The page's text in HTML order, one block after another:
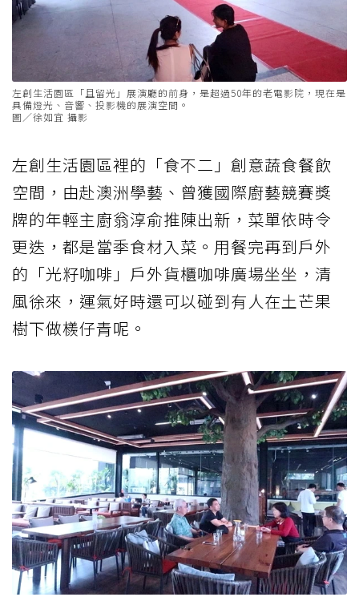
左創生活園區「且留光」展演廳的前身，是超過50年的老電影院，現在是
具備燈光、音響、投影機的展演空間。
圖／徐如宜 攝影
左創生活園區裡的「食不二」創意蔬食餐飲
空間，由赴澳洲學藝、曾獲國際廚藝競賽獎
牌的年輕主廚翁淳俞推陳出新，菜單依時令
更迭，都是當季食材入菜。用餐完再到戶外
的「光籽咖啡」戶外貨櫃咖啡廣場坐坐，清
風徐來，運氣好時還可以碰到有人在土芒果
樹下做檨仔青呢。